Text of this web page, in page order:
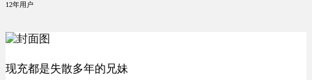
12年用户
现充都是失散多年的兄妹